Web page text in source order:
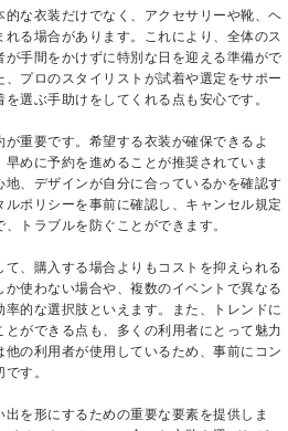
な衣装だけでなく、アクセサリーや靴、ヘ
る場合があります。これにより、全体のス
手間をかけずに特別な日を迎える準備がで
プロのスタイリストが試着や選定をサポー
選ぶ手助けをしてくれる点も安心です。
重要です。希望する衣装が確保できるよ
めに予約を進めることが推奨されていま
、デザインが自分に合っているかを確認す
ポリシーを事前に確認し、キャンセル規定
トラブルを防ぐことができます。
、購入する場合よりもコストを抑えられる
使わない場合や、複数のイベントで異なる
的な選択肢といえます。また、トレンドに
ができる点も、多くの利用者にとって魅力
の利用者が使用しているため、事前にコン
す。
を形にするための重要な要素を提供しま